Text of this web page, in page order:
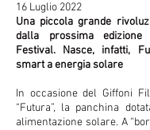
16 Luglio 2022
Una piccola grande
dalla prossima
Festival. Nasce, infatti,
smart a energia solare
In occasione del Giffoni
“Futura”, la panchina
alimentazione solare. A